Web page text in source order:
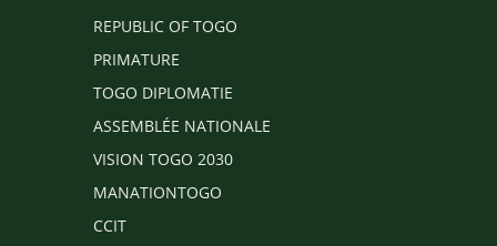
REPUBLIC OF TOGO
PRIMATURE
TOGO DIPLOMATIE
ASSEMBLÉE NATIONALE
VISION TOGO 2030
MANATIONTOGO
CCIT